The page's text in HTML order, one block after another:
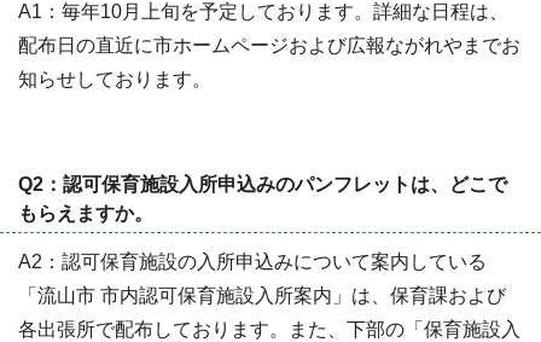
A1：毎年10月上旬を予定しております。詳細な日程は、
配布日の直近に市ホームページおよび広報ながれやまでお
知らせしております。
Q2：認可保育施設入所申込みのパンフレットは、どこで
もらえますか。
A2：認可保育施設の入所申込みについて案内している
「流山市 市内認可保育施設入所案内」は、保育課および
各出張所で配布しております。また、下部の「保育施設入